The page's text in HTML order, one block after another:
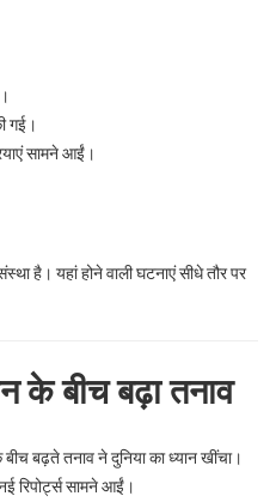
गई।
सामने आईं।
है। यहां होने वाली घटनाएं सीधे तौर पर
के बीच बढ़ा तनाव
बढ़ते तनाव ने दुनिया का ध्यान खींचा।
रिपोर्ट्स सामने आईं।